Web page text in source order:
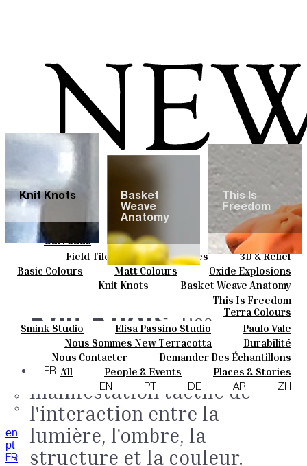
Carreaux
Field Tiles Special Tiles
3D & Relief
Hand Painted
Bold Pattern
Parquet Bisque
Natural Cotto
Elisa Passino
Smink
Paulo Vale
Couleurs
Basic Colours Matt Colours
Oxide Explosions
Special Firing
Vintage Metallics
Dry Colours
Terra Colours
Céramique
Knit Knots
Basket Weave Anatomy
This Is Freedom
Sur Mesure
Smink Studio Elisa Passino Studio Paulo Vale
À Propos
Nous Sommes New Terracotta
Durabilité
Le Studio
Contacts
Nous Contacter
Demander Des Échantillons
Comment Acheter
Catalogues Et Spécifications Techniques
FAQ
Journal
All People & Events
Places & Stories
Materials & Sustainability
Inspiration & Culture
FR
EN PT DE AR ZH
en
pt
FR
Knit Knots
Basket
Weave
Anatomy
This Is
Freedom
Knit Knots.Des
tissages verticaux en
céramique en tant que
manifestation tactile de
l'interaction entre la
lumière, l'ombre, la
structure et la couleur.